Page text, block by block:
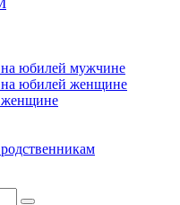
юбилей мужчине
юбилей женщине